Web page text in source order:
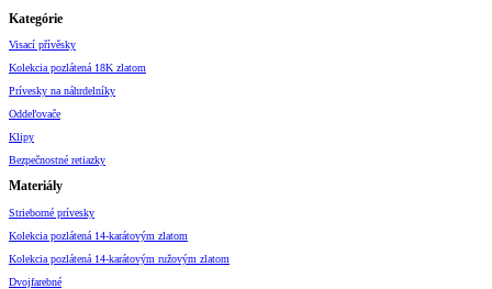
Kategórie
Visací přívěsky
Kolekcia pozlátená 18K zlatom
Prívesky na náhrdelníky
Oddeľovače
Klipy
Bezpečnostné retiazky
Materiály
Strieborné prívesky
Kolekcia pozlátená 14-karátovým zlatom
Kolekcia pozlátená 14-karátovým ružovým zlatom
Dvojfarebné